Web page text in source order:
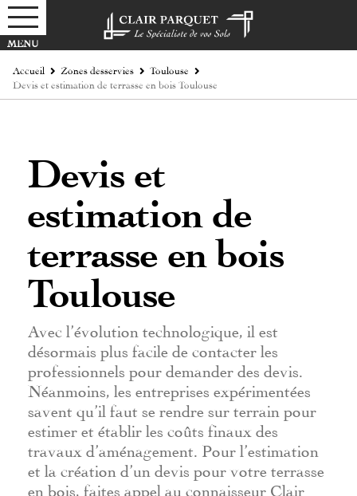
Accueil Zones desservies Toulouse
Devis et estimation de terrasse en bois Toulouse
Devis et
estimation de
terrasse en bois
Toulouse
Avec l’évolution technologique, il est
désormais plus facile de contacter les
professionnels pour demander des devis.
Néanmoins, les entreprises expérimentées
savent qu’il faut se rendre sur terrain pour
estimer et établir les coûts finaux des
travaux d’aménagement. Pour l’estimation
et la création d’un devis pour votre terrasse
en bois, faites appel au connaisseur Clair